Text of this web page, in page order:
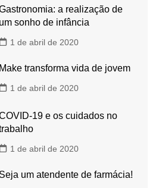
a realização de
um sonho de infância
1 de abril de 2020
Make transforma vida de jovem
1 de abril de 2020
19 e os cuidados no
1 de abril de 2020
Seja um atendente de farmácia!